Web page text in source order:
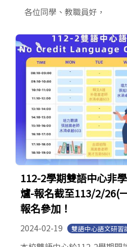
各位同學、教職員好，
112-2學期雙語中心非
爐-報名截至113/2/26(
報名參加！
2024-02-19 雙語中心語文研習